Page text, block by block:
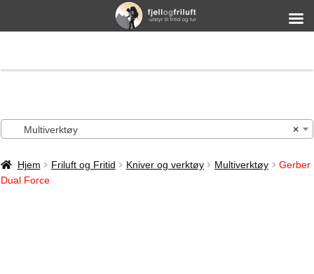
×
Multiverktøy
Hjem Friluft og Fritid Kniver og verktøy Multiverktøy
Gerber
Dual Force